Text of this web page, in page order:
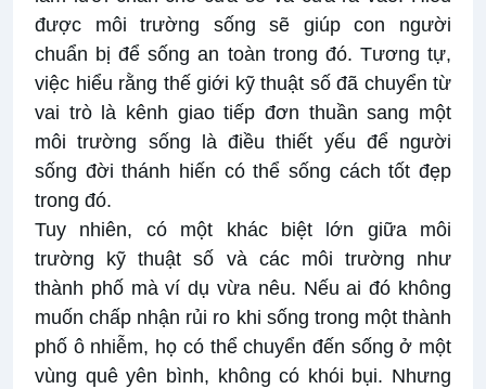
được môi trường sống sẽ giúp con người
chuẩn bị để sống an toàn trong đó. Tương tự,
việc hiểu rằng thế giới kỹ thuật số đã chuyển từ
vai trò là kênh giao tiếp đơn thuần sang một
môi trường sống là điều thiết yếu để người
sống đời thánh hiến có thể sống cách tốt đẹp
trong đó.
Tuy nhiên, có một khác biệt lớn giữa môi
trường kỹ thuật số và các môi trường như
thành phố mà ví dụ vừa nêu. Nếu ai đó không
muốn chấp nhận rủi ro khi sống trong một thành
phố ô nhiễm, họ có thể chuyển đến sống ở một
vùng quê yên bình, không có khói bụi. Nhưng